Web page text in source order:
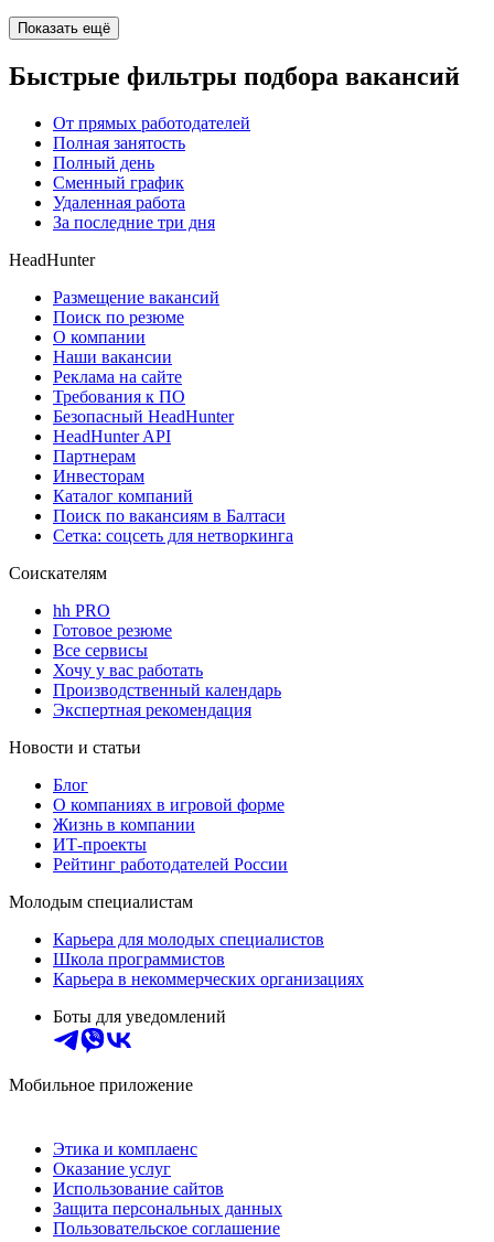
Показать ещё
Быстрые фильтры подбора вакансий
От прямых работодателей
Полная занятость
Полный день
Сменный график
Удаленная работа
За последние три дня
HeadHunter
Размещение вакансий
Поиск по резюме
О компании
Наши вакансии
Реклама на сайте
Требования к ПО
Безопасный HeadHunter
HeadHunter API
Партнерам
Инвесторам
Каталог компаний
Поиск по вакансиям в Балтаси
Сетка: соцсеть для нетворкинга
Соискателям
hh PRO
Готовое резюме
Все сервисы
Хочу у вас работать
Производственный календарь
Экспертная рекомендация
Новости и статьи
Блог
О компаниях в игровой форме
Жизнь в компании
ИТ-проекты
Рейтинг работодателей России
Молодым специалистам
Карьера для молодых специалистов
Школа программистов
Карьера в некоммерческих организациях
Боты для уведомлений
Мобильное приложение
Этика и комплаенс
Оказание услуг
Использование сайтов
Защита персональных данных
Пользовательское соглашение